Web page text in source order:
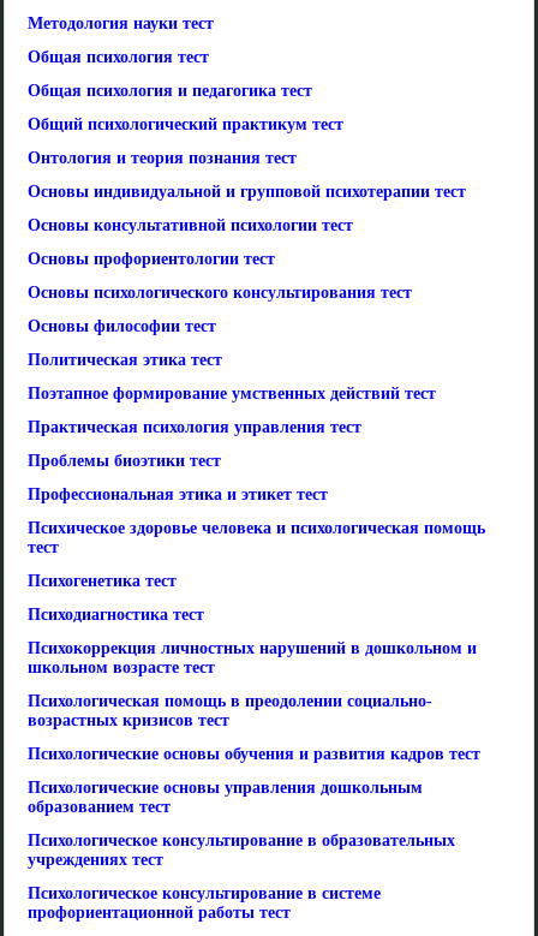
Методология науки тест
Общая психология тест
Общая психология и педагогика тест
Общий психологический практикум тест
Онтология и теория познания тест
Основы индивидуальной и групповой психотерапии тест
Основы консультативной психологии тест
Основы профориентологии тест
Основы психологического консультирования тест
Основы философии тест
Политическая этика тест
Поэтапное формирование умственных действий тест
Практическая психология управления тест
Проблемы биоэтики тест
Профессиональная этика и этикет тест
Психическое здоровье человека и психологическая помощь
тест
Психогенетика тест
Психодиагностика тест
Психокоррекция личностных нарушений в дошкольном и
школьном возрасте тест
Психологическая помощь в преодолении социально-
возрастных кризисов тест
Психологические основы обучения и развития кадров тест
Психологические основы управления дошкольным
образованием тест
Психологическое консультирование в образовательных
учреждениях тест
Психологическое консультирование в системе
профориентационной работы тест